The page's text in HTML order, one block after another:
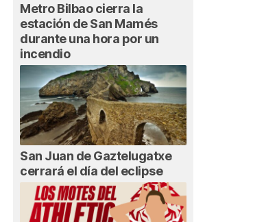
Metro Bilbao cierra la
estación de San Mamés
durante una hora por un
incendio
San Juan de Gaztelugatxe
cerrará el día del eclipse